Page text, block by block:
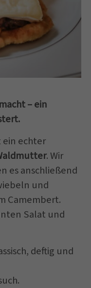
– ein
ein echter
. Wir
es anschließend
und
Camembert.
Salat und
deftig und